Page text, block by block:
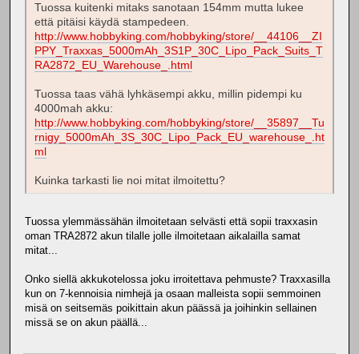
Tuossa kuitenki mitaks sanotaan 154mm mutta lukee
että pitäisi käydä stampedeen.
http://www.hobbyking.com/hobbyking/store/__44106__ZI
PPY_Traxxas_5000mAh_3S1P_30C_Lipo_Pack_Suits_T
RA2872_EU_Warehouse_.html
Tuossa taas vähä lyhkäsempi akku, millin pidempi ku
4000mah akku:
http://www.hobbyking.com/hobbyking/store/__35897__Tu
rnigy_5000mAh_3S_30C_Lipo_Pack_EU_warehouse_.ht
ml
Kuinka tarkasti lie noi mitat ilmoitettu?
Tuossa ylemmässähän ilmoitetaan selvästi että sopii traxxasin
oman TRA2872 akun tilalle jolle ilmoitetaan aikalailla samat
mitat...
Onko siellä akkukotelossa joku irroitettava pehmuste? Traxxasilla
kun on 7-kennoisia nimhejä ja osaan malleista sopii semmoinen
misä on seitsemäs poikittain akun päässä ja joihinkin sellainen
missä se on akun päällä...